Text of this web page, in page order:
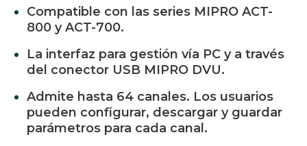
Compatible con las series MIPRO ACT-
800 y ACT-700.
La interfaz para gestión vía PC y a través
del conector USB MIPRO DVU.
Admite hasta 64 canales. Los usuarios
pueden configurar, descargar y guardar
parámetros para cada canal.